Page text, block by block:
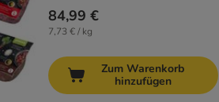
84,99 €
7,73 € / kg
Zum Warenkorb
hinzufügen